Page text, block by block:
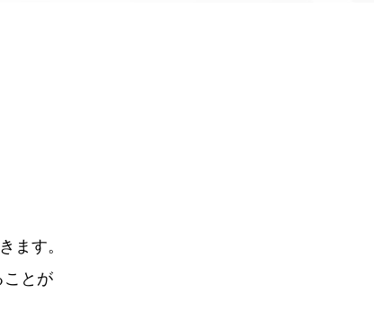
ます。
ことが